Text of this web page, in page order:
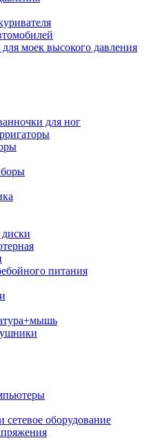
моек высокого давления
для ног
питания
оборудование